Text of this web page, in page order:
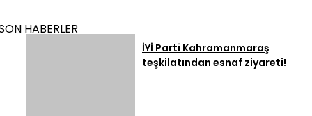
HABERLER
İYİ Parti Kahramanmaraş
teşkilatından esnaf ziyareti!